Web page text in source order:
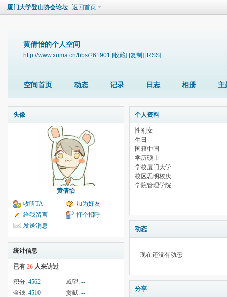
厦门大学登山协会论坛 返回首页
黄倩怡的个人空间
http://www.xuma.cn/bbs/?61901 [收藏] [复制] [RSS]
空间首页 动态 记录 日志 相册 主
头像
黄倩怡
收听TA
加为好友
给我留言
打个招呼
发送消息
统计信息
已有 26 人来访过
积分: 4562 威望: --
金钱: 4510 贡献: --
个人资料
性别 女
生日
国籍中国
学历硕士
学校厦门大学
校区思明校庆
学院管理学院
动态
现在还没有动态
分享